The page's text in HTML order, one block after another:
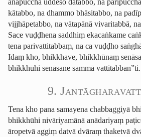
anāpucchā uddeso dātabbo, na
kātabbo, na dhammo bhāsitabbo, na
vijjhāpetabbo, na vātapānā vivaritabbā,
Sace vuḍḍhena saddhiṃ ekacaṅkame
tena pari­vatti­tab­baṃ, na ca vuḍḍho
Idaṃ kho, bhikkhave, bhikkhūnaṃ
bhikkhūhi senāsane sammā vattitabban”ti.
9.
Tena kho pana samayena chabbaggiyā
bhikkhūhi nivāriyamānā anādariyaṃ
āropetvā aggiṃ datvā dvāraṃ thaketvā